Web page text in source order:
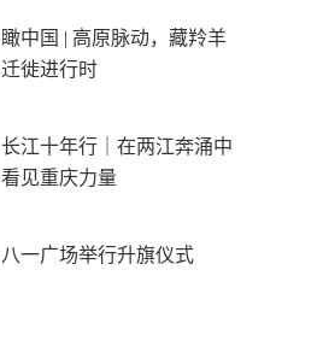
瞰中国 | 高原脉动，藏羚羊
迁徙进行时
长江十年行｜在两江奔涌中
看见重庆力量
八一广场举行升旗仪式